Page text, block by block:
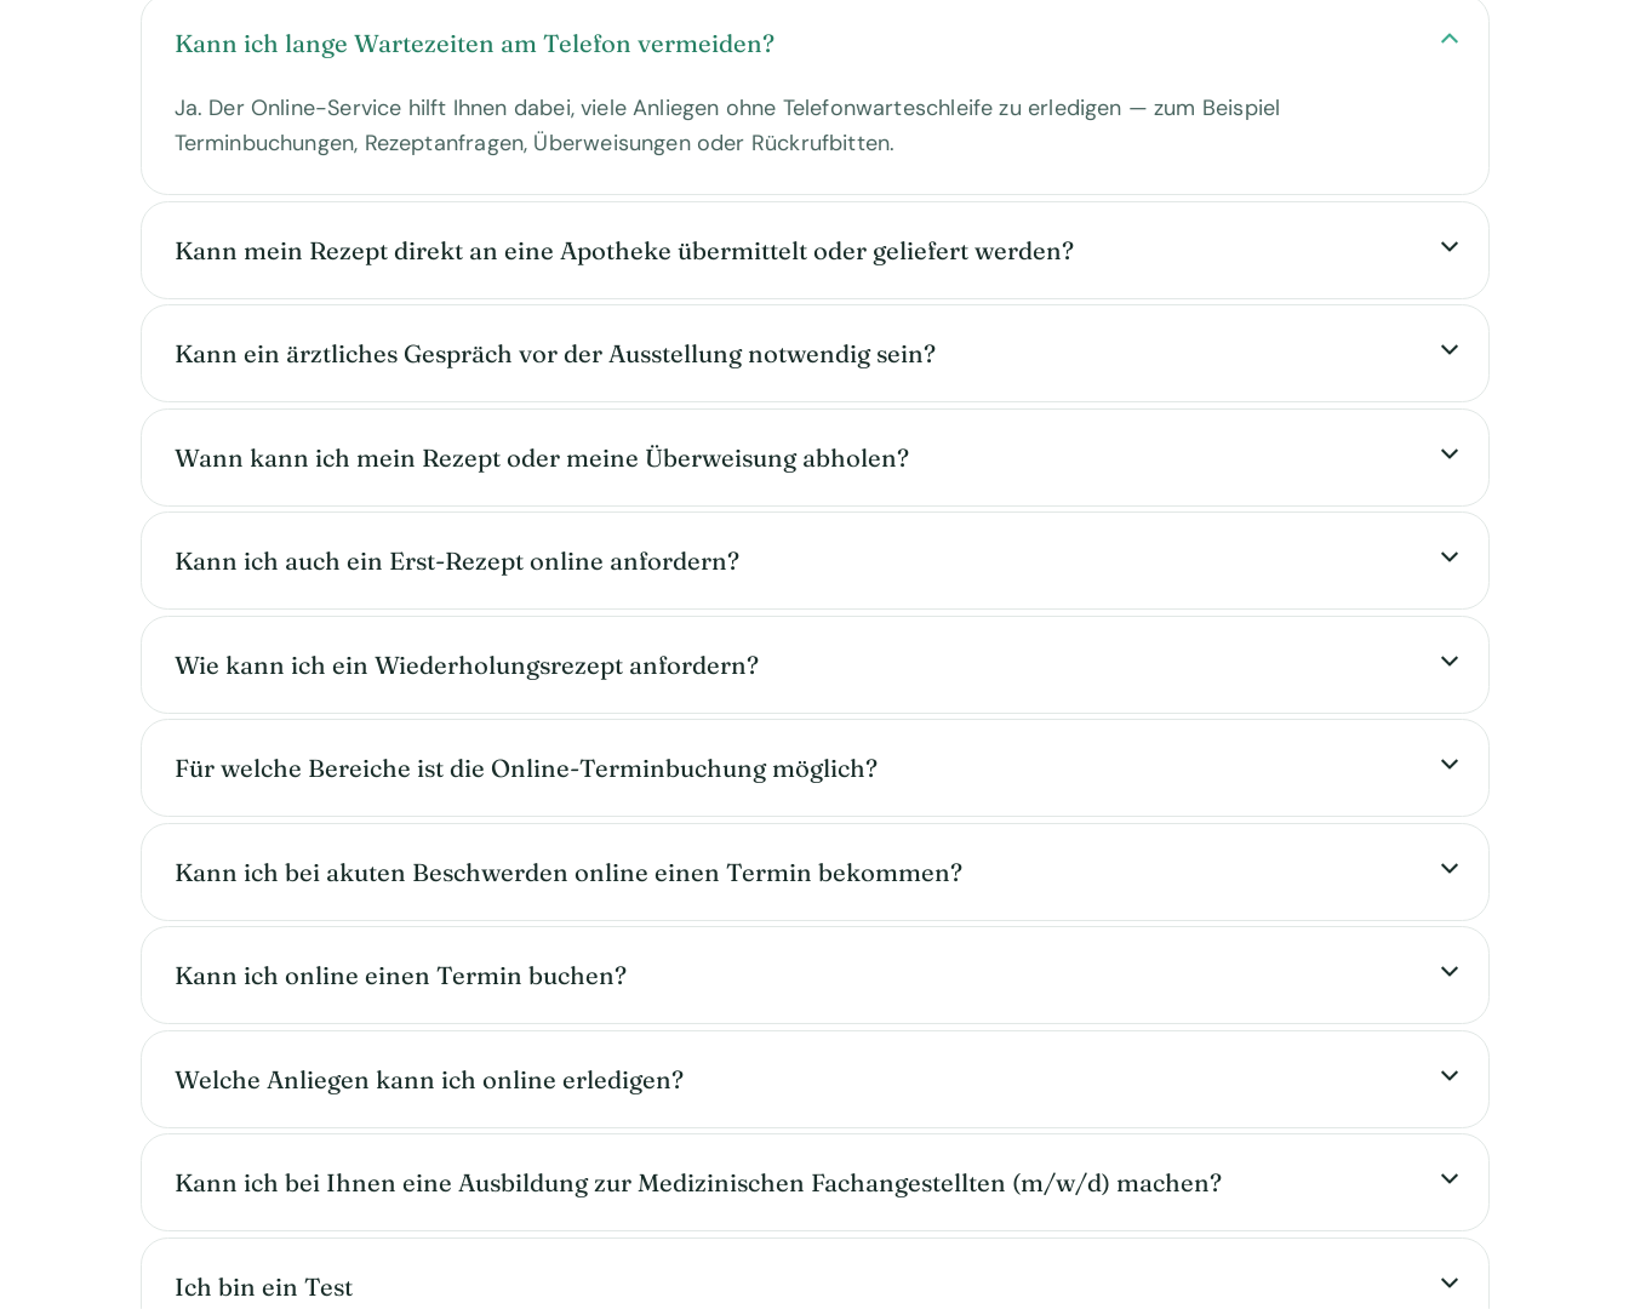
Kann ich lange Wartezeiten am Telefon vermeiden?
Ja. Der Online-Service hilft Ihnen dabei, viele Anliegen ohne Telefonwarteschleife zu erledigen — zum Beispiel
Terminbuchungen, Rezeptanfragen, Überweisungen oder Rückrufbitten.
Kann mein Rezept direkt an eine Apotheke übermittelt oder geliefert werden?
Kann ein ärztliches Gespräch vor der Ausstellung notwendig sein?
Wann kann ich mein Rezept oder meine Überweisung abholen?
Kann ich auch ein Erst-Rezept online anfordern?
Wie kann ich ein Wiederholungsrezept anfordern?
Für welche Bereiche ist die Online-Terminbuchung möglich?
Kann ich bei akuten Beschwerden online einen Termin bekommen?
Kann ich online einen Termin buchen?
Welche Anliegen kann ich online erledigen?
Kann ich bei Ihnen eine Ausbildung zur Medizinischen Fachangestellten (m/w/d) machen?
Ich bin ein Test